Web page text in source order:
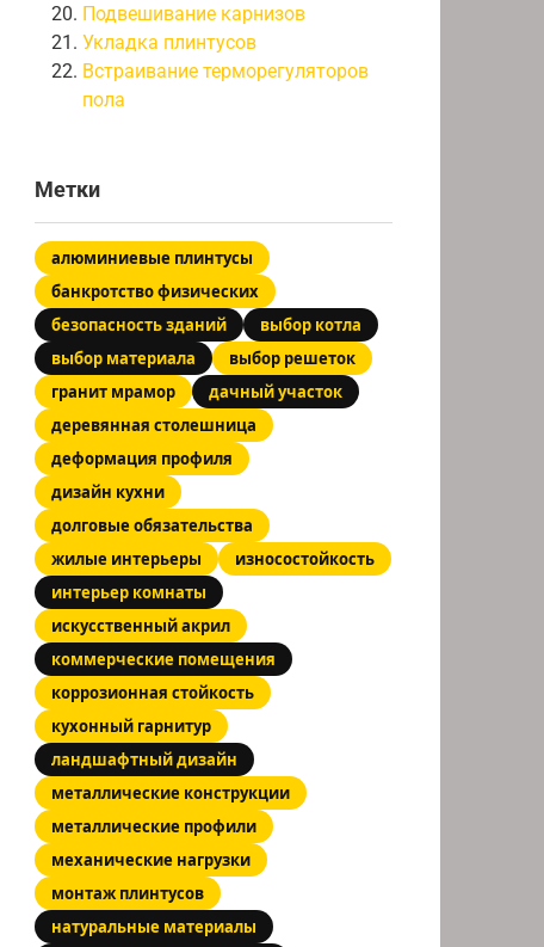
Подвешивание карнизов
Укладка плинтусов
Встраивание терморегуляторов
пола
Метки
алюминиевые плинтусы
банкротство физических
безопасность зданий
выбор котла
выбор материала
выбор решеток
гранит мрамор
дачный участок
деревянная столешница
деформация профиля
дизайн кухни
долговые обязательства
жилые интерьеры
износостойкость
интерьер комнаты
искусственный акрил
коммерческие помещения
коррозионная стойкость
кухонный гарнитур
ландшафтный дизайн
металлические конструкции
металлические профили
механические нагрузки
монтаж плинтусов
натуральные материалы